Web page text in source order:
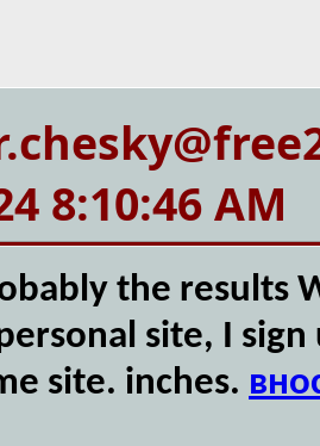
8:10:46 AM
the results
site, I
site. inches.